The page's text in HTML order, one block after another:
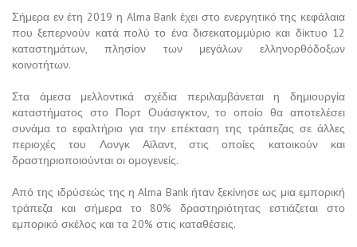
Σήμερα εν έτη 2019 η Alma Bank έχει στο ενεργητικό της κεφάλαια
που ξεπερνούν κατά πολύ το ένα δισεκατομμύριο και δίκτυο 12
καταστημάτων, πλησίον των μεγάλων ελληνορθόδοξων
κοινοτήτων.
Στα άμεσα μελλοντικά σχέδια περιλαμβάνεται η δημιουργία
καταστήματος στο Πορτ Ουάσιγκτον, το οποίο θα αποτελέσει
συνάμα το εφαλτήριο για την επέκταση της τράπεζας σε άλλες
περιοχές του Λονγκ Αϊλαντ, στις οποίες κατοικούν και
δραστηριοποιούνται οι ομογενείς.
Από της ιδρύσεώς της η Alma Bank ήταν ξεκίνησε ως μια εμπορική
τράπεζα και σήμερα το 80% δραστηριότητας εστιάζεται στο
εμπορικό σκέλος και τα 20% στις καταθέσεις.